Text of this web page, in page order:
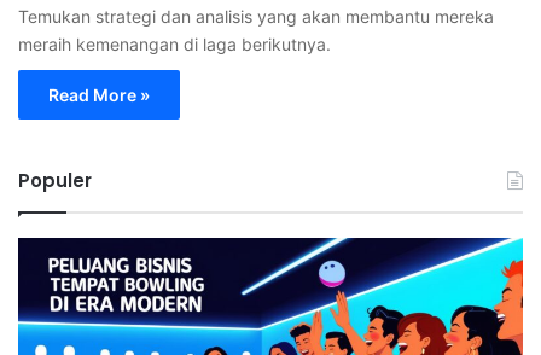
Temukan strategi dan analisis yang akan membantu mereka
meraih kemenangan di laga berikutnya.
Read More »
Populer